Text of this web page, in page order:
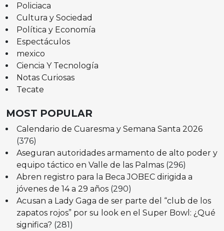
Policiaca
Cultura y Sociedad
Política y Economía
Espectáculos
mexico
Ciencia Y Tecnología
Notas Curiosas
Tecate
MOST POPULAR
Calendario de Cuaresma y Semana Santa 2026
(376)
Aseguran autoridades armamento de alto poder y
equipo táctico en Valle de las Palmas (296)
Abren registro para la Beca JOBEC dirigida a
jóvenes de 14 a 29 años (290)
Acusan a Lady Gaga de ser parte del “club de los
zapatos rojos” por su look en el Super Bowl: ¿Qué
significa? (281)